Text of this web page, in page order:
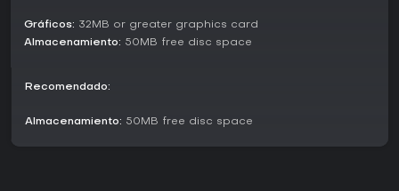
Gráficos: 32MB or greater graphics card
Almacenamiento: 50MB free disc space
Recomendado:
Almacenamiento: 50MB free disc space